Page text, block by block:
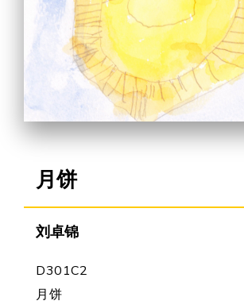
网上艺廊
月饼
刘卓锦
D301C2
月饼